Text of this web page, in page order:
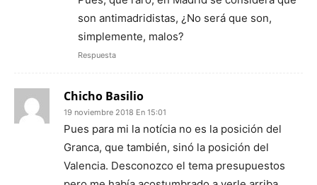
son antimadridistas, ¿No será que son,
simplemente, malos?
Respuesta
Chicho Basilio
19 noviembre 2018 En 15:01
Pues para mi la notícia no es la posición del
Granca, que también, sinó la posición del
Valencia. Desconozco el tema presupuestos